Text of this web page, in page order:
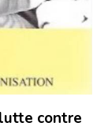
contre